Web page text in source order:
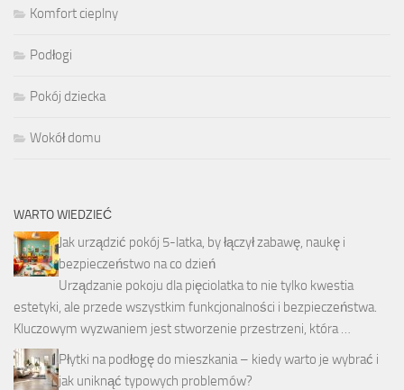
Komfort cieplny
Podłogi
Pokój dziecka
Wokół domu
WARTO WIEDZIEĆ
Jak urządzić pokój 5-latka, by łączył zabawę, naukę i
bezpieczeństwo na co dzień
Urządzanie pokoju dla pięciolatka to nie tylko kwestia
estetyki, ale przede wszystkim funkcjonalności i bezpieczeństwa.
Kluczowym wyzwaniem jest stworzenie przestrzeni, która …
Płytki na podłogę do mieszkania – kiedy warto je wybrać i
jak uniknąć typowych problemów?